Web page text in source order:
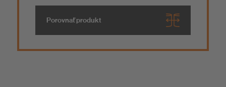
Porovnať produkt